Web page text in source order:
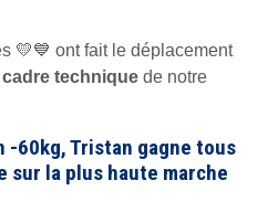
💛💙 ont fait le déplacement
cadre technique de notre
-60kg,Tristan gagne tous
sur la plus haute marche